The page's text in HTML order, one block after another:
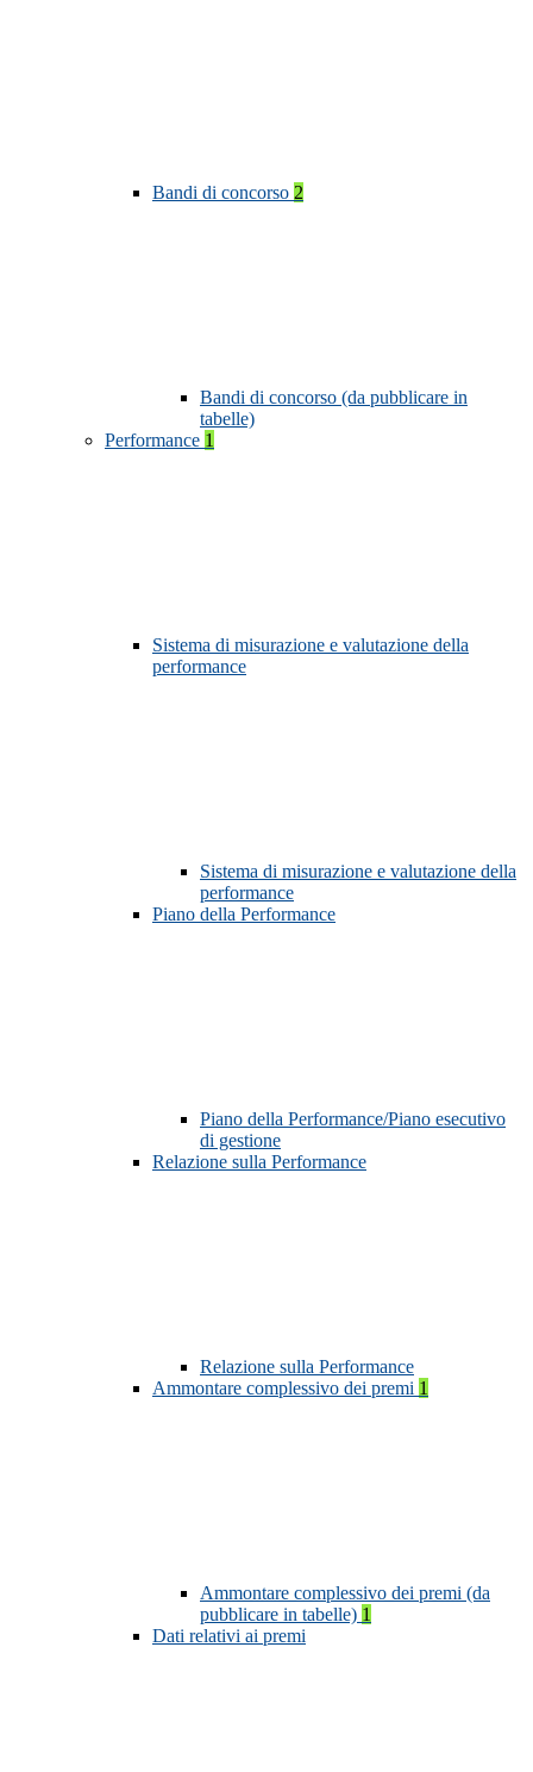
Bandi di concorso 2
Bandi di concorso (da pubblicare in
tabelle)
Performance 1
Sistema di misurazione e valutazione della
performance
Sistema di misurazione e valutazione della
performance
Piano della Performance
Piano della Performance/Piano esecutivo
di gestione
Relazione sulla Performance
Relazione sulla Performance
Ammontare complessivo dei premi 1
Ammontare complessivo dei premi (da
pubblicare in tabelle) 1
Dati relativi ai premi